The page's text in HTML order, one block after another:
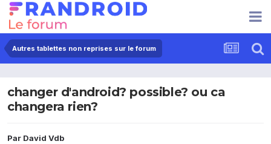
Autres tablettes non reprises sur le forum
changer d'android? possible? ou ca
changera rien?
Par David Vdb